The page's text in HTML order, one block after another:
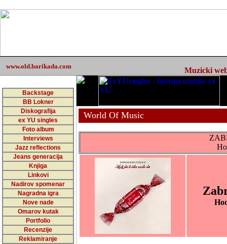
www.old.barikada.com Muzicki
Backstage
BB Lokner
Diskografija
ex YU singles
Foto album
Interviews
Jazz reflections
Jeans generacija
Knjiga
Linkovi
Nadirov spomenar
Nagradna igra
Nove nade
Omarov kutak
Portfolio
Recenzije
Reklamiranje
World Of Music